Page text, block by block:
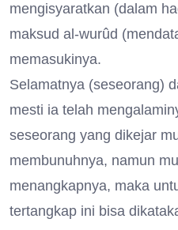
mengisyaratkan (dalam
maksud al-wurûd
memasukinya.
Selamatnya (seseorang)
mesti ia telah
seseorang yang dikejar
membunuhnya, namun
menangkapnya, maka
tertangkap ini bisa